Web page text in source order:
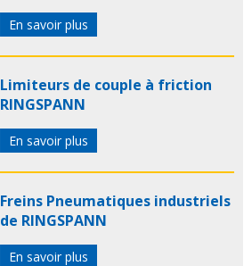
En savoir plus
Limiteurs de couple à friction
RINGSPANN
En savoir plus
Freins Pneumatiques industriels
de RINGSPANN
En savoir plus